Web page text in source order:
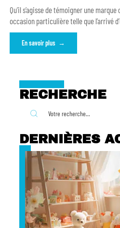
Qu’il s’agisse de témoigner une
occasion particulière telle que l’arrivé
En savoir plus
RECHERCHE
DERNIÈRES